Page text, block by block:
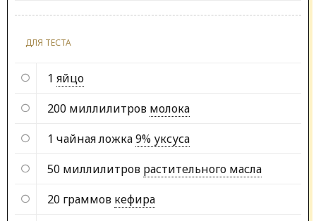
ДЛЯ ТЕСТА
1 яйцо
200 миллилитров молока
1 чайная ложка9% уксуса
50 миллилитров растительного масла
20 граммов кефира